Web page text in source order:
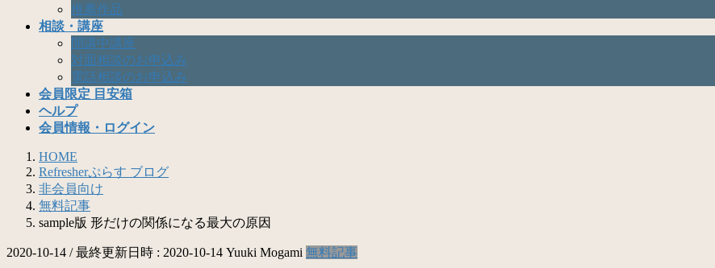
推薦作品
相談・講座
開講中講座
対面相談のお申込み
電話相談のお申込み
会員限定 目安箱
ヘルプ
会員情報・ログイン
HOME
Refresherぷらす ブログ
非会員向け
無料記事
sample版 形だけの関係になる最大の原因
2020-10-14 / 最終更新日時 : 2020-10-14 Yuuki Mogami 無料記事